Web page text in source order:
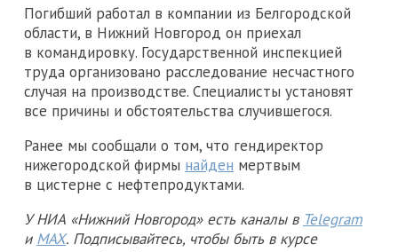
Погибший работал в компании из Белгородской
области, в Нижний Новгород он приехал
в командировку. Государственной инспекцией
труда организовано расследование несчастного
случая на производстве. Специалисты установят
все причины и обстоятельства случившегося.
Ранее мы сообщали о том, что гендиректор
нижегородской фирмы найден мертвым
в цистерне с нефтепродуктами.
У НИА «Нижний Новгород» есть каналы в Telegram
и MAX. Подписывайтесь, чтобы быть в курсе